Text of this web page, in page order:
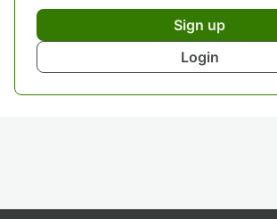
Sign up
Login